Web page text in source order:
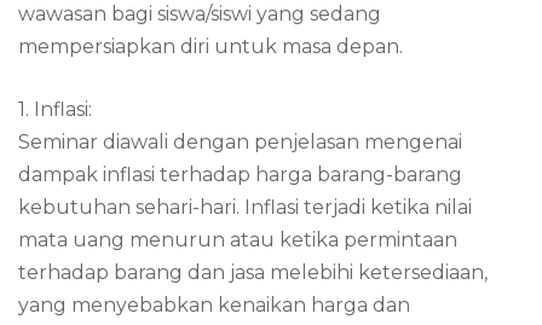
wawasan bagi siswa/siswi yang sedang
mempersiapkan diri untuk masa depan.
1. Inflasi:
Seminar diawali dengan penjelasan mengenai
dampak inflasi terhadap harga barang-barang
kebutuhan sehari-hari. Inflasi terjadi ketika nilai
mata uang menurun atau ketika permintaan
terhadap barang dan jasa melebihi ketersediaan,
yang menyebabkan kenaikan harga dan